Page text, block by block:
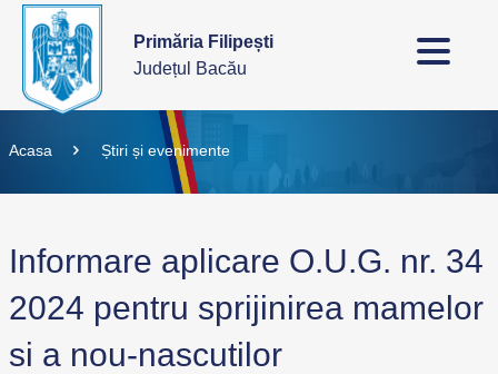
Primăria Filipești
Județul Bacău
Acasa Știri și evenimente
Informare aplicare O.U.G. nr. 34
2024 pentru sprijinirea mamelor
si a nou-nascutilor